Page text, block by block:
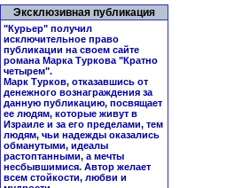
Эксклюзивная публикация
"Курьер" получил
исключительное право
публикации на своем сайте
романа Марка Туркова "Кратно
четырем".
Марк Турков, отказавшись от
денежного вознаграждения за
данную публикацию, посвящает
ее людям, которые живут в
Израиле и за его пределами, тем
людям, чьи надежды оказались
обманутыми, идеалы
растоптанными, а мечты
несбывшимися. Автор желает
всем стойкости, любви и